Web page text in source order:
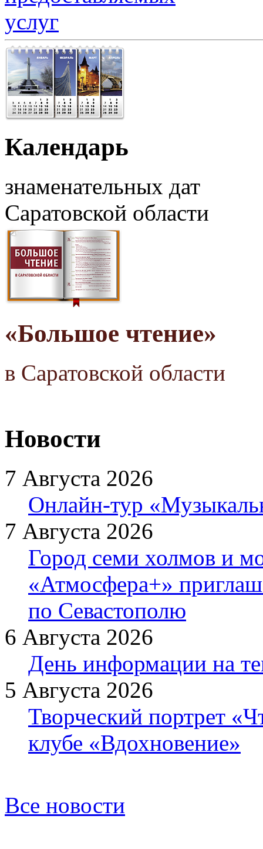
Календарь
знаменательных дат
Саратовской области
«Большое чтение»
в Саратовской области
Новости
7 Августа 2026
Онлайн-тур
7 Августа 2026
Город семи холмов и
«Атмосфера+»
по Севастополю
6 Августа 2026
День информации на
5 Августа 2026
Творческий портрет
клубе «Вдохновение»
Все новости